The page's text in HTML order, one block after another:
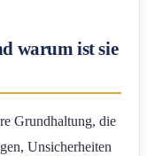
warum ist sie
Grundhaltung, die
Unsicherheiten